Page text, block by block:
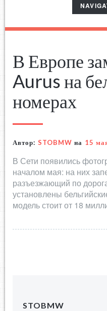
В Европе
Aurus на
номерах
Автор: STOBMW на 15
В Сети появились
началом мая: на них
разъезжающий по
установлены
модель стоит от 18
STOBMW